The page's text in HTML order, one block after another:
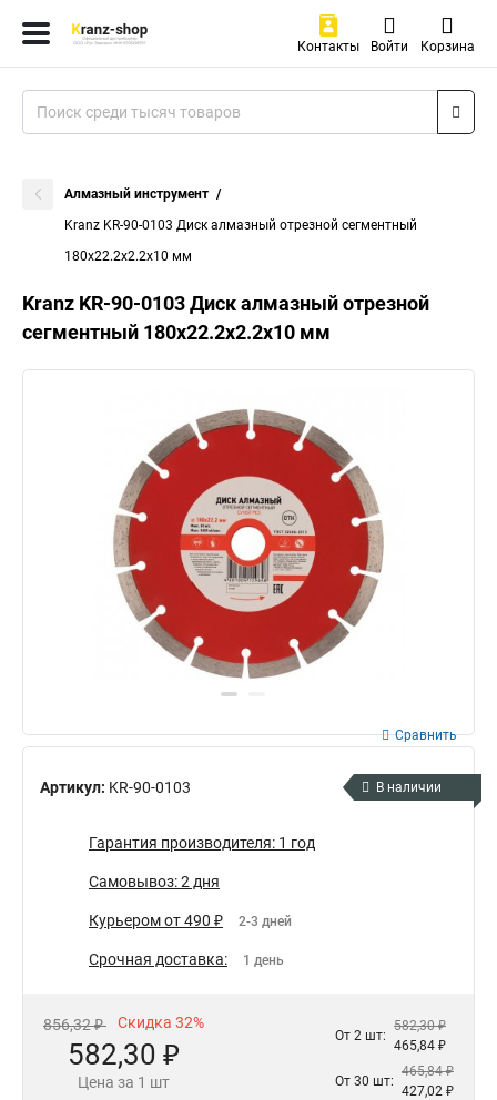
Контакты Войти Корзина
Алмазный инструмент
Kranz KR-90-0103 Диск алмазный отрезной сегментный
180x22.2x2.2x10 мм
Kranz KR-90-0103 Диск алмазный отрезной
сегментный 180x22.2x2.2x10 мм
Артикул: KR-90-0103
Сравнить
В наличии
Гарантия производителя: 1 год
Самовывоз: 2 дня
Курьером от 490 ₽ 2-3 дней
Срочная доставка: 1 день
856,32 ₽ Скидка 32%
582,30 ₽
Цена за 1 шт
От 2 шт:
582,30 ₽
465,84 ₽
От 30 шт:
465,84 ₽
427,02 ₽